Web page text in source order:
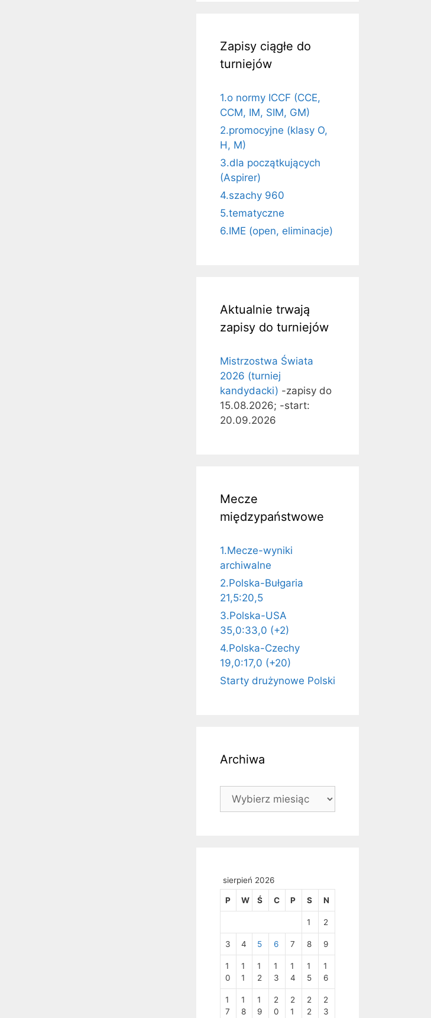
Zapisy ciągłe do
turniejów
1.o normy ICCF (CCE,
CCM, IM, SIM, GM)
2.promocyjne (klasy O,
H, M)
3.dla początkujących
(Aspirer)
4.szachy 960
5.tematyczne
6.IME (open, eliminacje)
Aktualnie trwają
zapisy do turniejów
Mistrzostwa Świata
2026 (turniej
kandydacki) -zapisy do
15.08.2026; -start:
20.09.2026
Mecze
międzypaństwowe
1.Mecze-wyniki
archiwalne
2.Polska-Bułgaria
21,5:20,5
3.Polska-USA
35,0:33,0 (+2)
4.Polska-Czechy
19,0:17,0 (+20)
Starty drużynowe Polski
Archiwa
Archiwa
sierpień 2026
P W Ś C P S N
1 2
3 4 5 6 7 8 9
1
0
1
1
1
2
1
3
1
4
1
5
1
6
1
7
1
8
1
9
2
0
2
1
2
2
2
3